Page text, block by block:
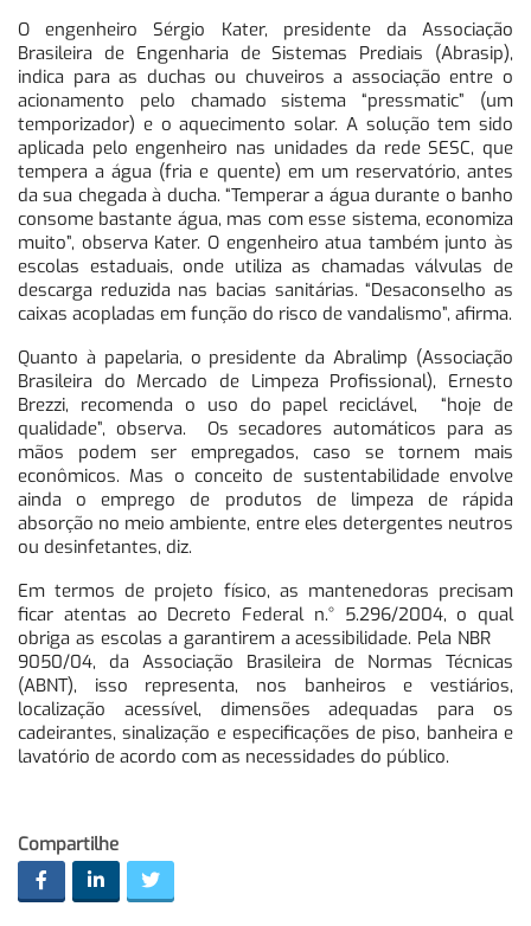
O engenheiro Sérgio Kater, presidente da Associação
Brasileira de Engenharia de Sistemas Prediais (Abrasip),
indica para as duchas ou chuveiros a associação entre o
acionamento pelo chamado sistema “pressmatic” (um
temporizador) e o aquecimento solar. A solução tem sido
aplicada pelo engenheiro nas unidades da rede SESC, que
tempera a água (fria e quente) em um reservatório, antes
da sua chegada à ducha. “Temperar a água durante o banho
consome bastante água, mas com esse sistema, economiza
muito”, observa Kater. O engenheiro atua também junto às
escolas estaduais, onde utiliza as chamadas válvulas de
descarga reduzida nas bacias sanitárias. “Desaconselho as
caixas acopladas em função do risco de vandalismo”, afirma.
Quanto à papelaria, o presidente da Abralimp (Associação
Brasileira do Mercado de Limpeza Profissional), Ernesto
Brezzi, recomenda o uso do papel reciclável, “hoje de
qualidade”, observa. Os secadores automáticos para as
mãos podem ser empregados, caso se tornem mais
econômicos. Mas o conceito de sustentabilidade envolve
ainda o emprego de produtos de limpeza de rápida
absorção no meio ambiente, entre eles detergentes neutros
ou desinfetantes, diz.
Em termos de projeto físico, as mantenedoras precisam
ficar atentas ao Decreto Federal n.° 5.296/2004, o qual
obriga as escolas a garantirem a acessibilidade. Pela NBR
9050/04, da Associação Brasileira de Normas Técnicas
(ABNT), isso representa, nos banheiros e vestiários,
localização acessível, dimensões adequadas para os
cadeirantes, sinalização e especificações de piso, banheira e
lavatório de acordo com as necessidades do público.
Compartilhe